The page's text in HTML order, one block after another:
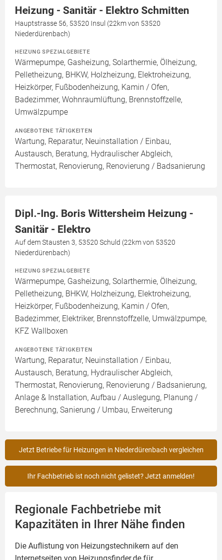
Heizung - Sanitär - Elektro Schmitten
Hauptstrasse 56, 53520 Insul (22km von 53520
Niederdürenbach)
HEIZUNG SPEZIALGEBIETE
Wärmepumpe, Gasheizung, Solarthermie, Ölheizung,
Pelletheizung, BHKW, Holzheizung, Elektroheizung,
Heizkörper, Fußbodenheizung, Kamin / Ofen,
Badezimmer, Wohnraumlüftung, Brennstoffzelle,
Umwälzpumpe
ANGEBOTENE TÄTIGKEITEN
Wartung, Reparatur, Neuinstallation / Einbau,
Austausch, Beratung, Hydraulischer Abgleich,
Thermostat, Renovierung, Renovierung / Badsanierung
Dipl.-Ing. Boris Wittersheim Heizung -
Sanitär - Elektro
Auf dem Stausten 3, 53520 Schuld (22km von 53520
Niederdürenbach)
HEIZUNG SPEZIALGEBIETE
Wärmepumpe, Gasheizung, Solarthermie, Ölheizung,
Pelletheizung, BHKW, Holzheizung, Elektroheizung,
Heizkörper, Fußbodenheizung, Kamin / Ofen,
Badezimmer, Elektriker, Brennstoffzelle, Umwälzpumpe,
KFZ Wallboxen
ANGEBOTENE TÄTIGKEITEN
Wartung, Reparatur, Neuinstallation / Einbau,
Austausch, Beratung, Hydraulischer Abgleich,
Thermostat, Renovierung, Renovierung / Badsanierung,
Anlage & Installation, Aufbau / Auslegung, Planung /
Berechnung, Sanierung / Umbau, Erweiterung
Jetzt Betriebe für Heizungen in Niederdürenbach vergleichen
Ihr Fachbetrieb ist noch nicht gelistet? Jetzt anmelden!
Regionale Fachbetriebe mit
Kapazitäten in Ihrer Nähe finden
Die Auflistung von Heizungstechnikern auf den